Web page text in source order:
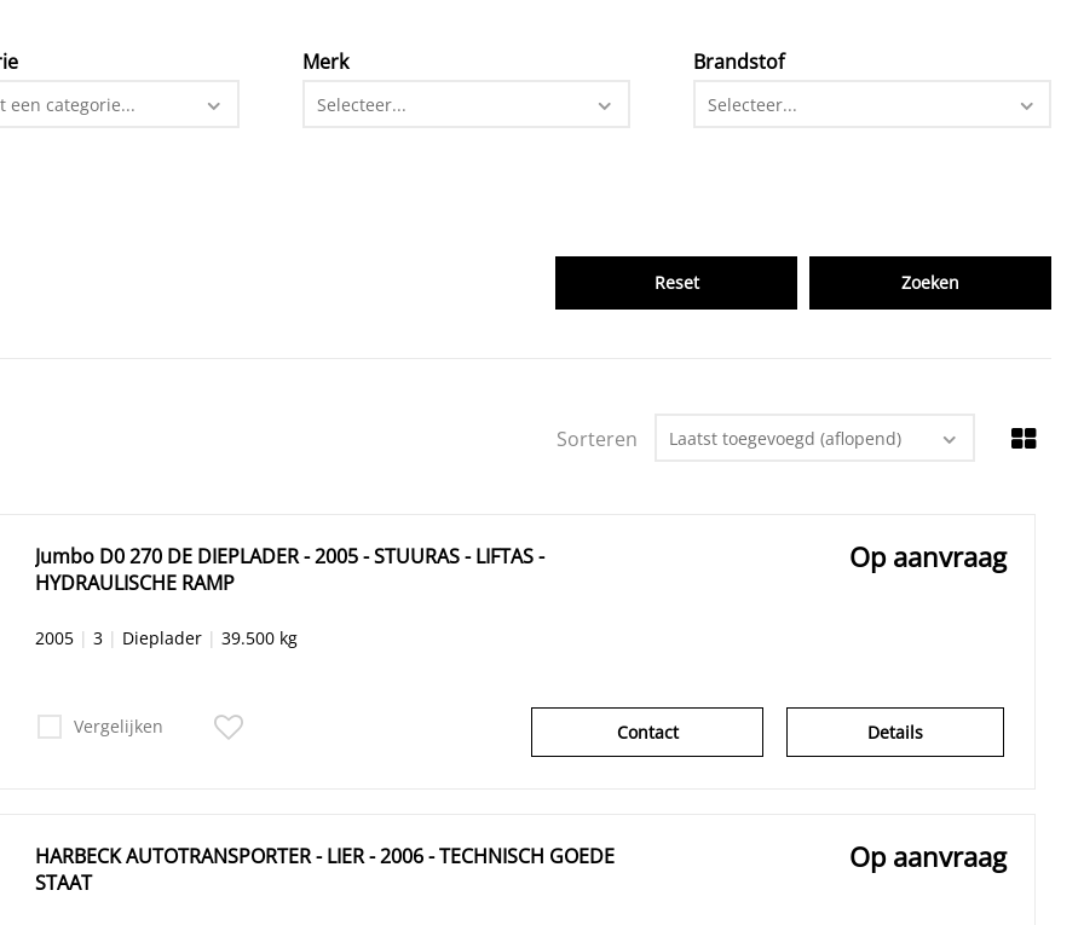
een categorie...
Merk
Selecteer...
Brandstof
Selecteer...
Reset
Sorteren Laatst toegevoegd (aflopend)
Jumbo D0 270 DE DIEPLADER - 2005 - STUURAS - LIFTAS -
HYDRAULISCHE RAMP
2005 |3 | Dieplader |39.500 kg
Op aanvraag
Vergelijken Details
Contact
HARBECK AUTOTRANSPORTER - LIER - 2006 - TECHNISCH GOEDE
STAAT
Op aanvraag